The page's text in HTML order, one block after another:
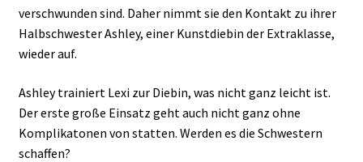
verschwunden sind. Daher nimmt sie den Kontakt zu ihrer
Halbschwester Ashley, einer Kunstdiebin der Extraklasse,
wieder auf.
Ashley trainiert Lexi zur Diebin, was nicht ganz leicht ist.
Der erste große Einsatz geht auch nicht ganz ohne
Komplikatonen von statten. Werden es die Schwestern
schaffen?